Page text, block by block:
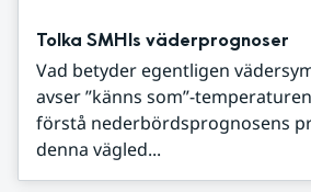
Tolka SMHIs väderprognoser
Vad betyder egentligen
avser ”känns som”-
förstå nederbördsprognosens
denna vägled...